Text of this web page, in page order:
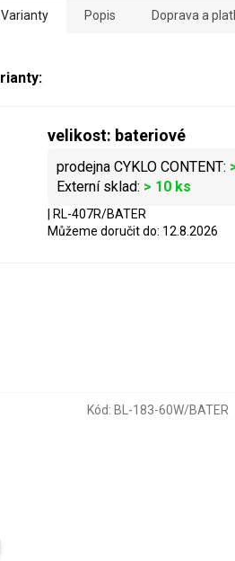
Kód: BL-183-60W/BATER
Varianty Popis Doprava a
velikost: bateriové
> 10 ks
| RL-407R/BATER
Můžeme doručit do: 12.8.2026